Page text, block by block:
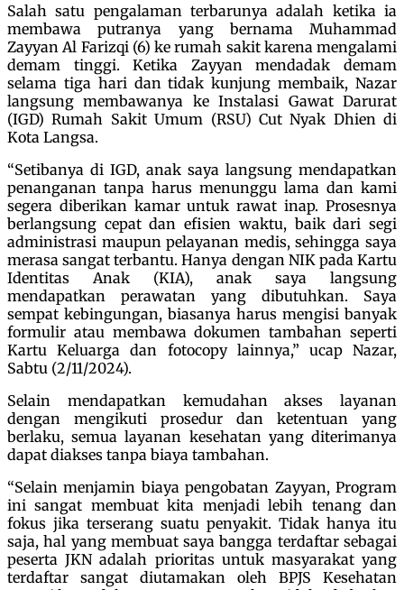
Salah satu pengalaman terbarunya adalah ketika ia
membawa putranya yang bernama Muhammad
Zayyan Al Farizqi (6) ke rumah sakit karena mengalami
demam tinggi. Ketika Zayyan mendadak demam
selama tiga hari dan tidak kunjung membaik, Nazar
langsung membawanya ke Instalasi Gawat Darurat
(IGD) Rumah Sakit Umum (RSU) Cut Nyak Dhien di
Kota Langsa.
“Setibanya di IGD, anak saya langsung mendapatkan
penanganan tanpa harus menunggu lama dan kami
segera diberikan kamar untuk rawat inap. Prosesnya
berlangsung cepat dan efisien waktu, baik dari segi
administrasi maupun pelayanan medis, sehingga saya
merasa sangat terbantu. Hanya dengan NIK pada Kartu
Identitas Anak (KIA), anak saya langsung
mendapatkan perawatan yang dibutuhkan. Saya
sempat kebingungan, biasanya harus mengisi banyak
formulir atau membawa dokumen tambahan seperti
Kartu Keluarga dan fotocopy lainnya,” ucap Nazar,
Sabtu (2/11/2024).
Selain mendapatkan kemudahan akses layanan
dengan mengikuti prosedur dan ketentuan yang
berlaku, semua layanan kesehatan yang diterimanya
dapat diakses tanpa biaya tambahan.
“Selain menjamin biaya pengobatan Zayyan, Program
ini sangat membuat kita menjadi lebih tenang dan
fokus jika terserang suatu penyakit. Tidak hanya itu
saja, hal yang membuat saya bangga terdaftar sebagai
peserta JKN adalah prioritas untuk masyarakat yang
terdaftar sangat diutamakan oleh BPJS Kesehatan